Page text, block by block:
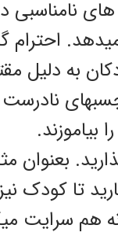
نامناسبی
به دلیل
نادرست
بعنوان
تا کودک
هم سرایت